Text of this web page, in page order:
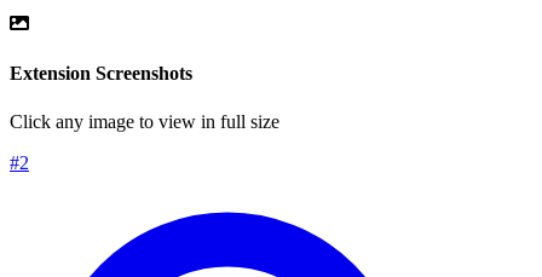
Extension Screenshots
Click any image to view in full size
#2